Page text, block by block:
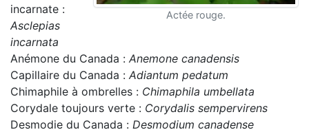
Actée rouge.
incarnate :
Asclepias
incarnata
Anémone du Canada : Anemone canadensis
Capillaire du Canada : Adiantum pedatum
Chimaphile à ombrelles : Chimaphila umbellata
Corydale toujours verte : Corydalis sempervirens
Desmodie du Canada : Desmodium canadense